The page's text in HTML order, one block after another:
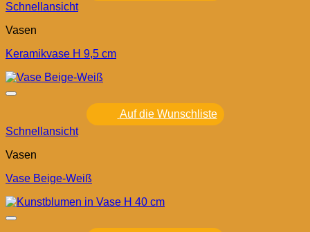
Schnellansicht
Vasen
Keramikvase H 9,5 cm
Auf die Wunschliste
Schnellansicht
Vasen
Vase Beige-Weiß